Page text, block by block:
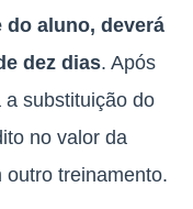
do aluno, deverá
dez dias. Após
substituição do
no valor da
outro treinamento.